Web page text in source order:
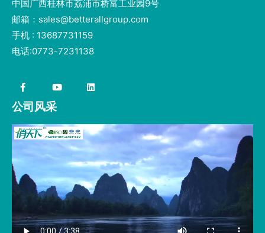
中国广西桂林市荔浦市桥富工业园9号
邮箱：sales@betterallgroup.com
手机 : 13687731159
电话:0773-7231138
公司风采